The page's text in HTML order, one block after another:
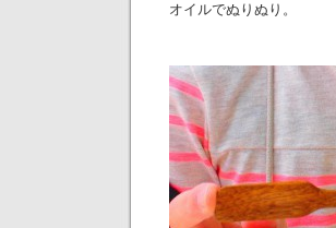
オイルでぬりぬり。